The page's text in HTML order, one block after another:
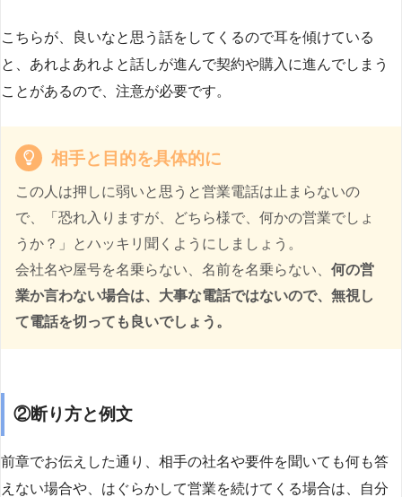
こちらが、良いなと思う話をしてくるので耳を傾けている
と、あれよあれよと話しが進んで契約や購入に進んでしまう
ことがあるので、注意が必要です。
相手と目的を具体的に
この人は押しに弱いと思うと営業電話は止まらないの
で、「恐れ入りますが、どちら様で、何かの営業でしょ
うか？」とハッキリ聞くようにしましょう。
会社名や屋号を名乗らない、名前を名乗らない、 何の営
業か言わない場合は、大事な電話ではないので、無視し
て電話を切っても良いでしょう。
②断り方と例文
前章でお伝えした通り、相手の社名や要件を聞いても何も答
えない場合や、はぐらかして営業を続けてくる場合は、自分